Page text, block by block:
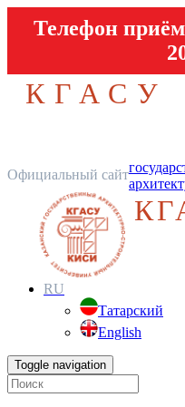
Телефон
КГАСУ
Официальный сайт
RU
Татарский
English
Toggle navigation